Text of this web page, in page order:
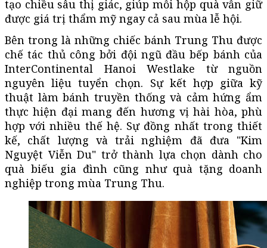
tạo chiều sâu thị giác, giúp mỗi hộp quà vẫn giữ
được giá trị thẩm mỹ ngay cả sau mùa lễ hội.
Bên trong là những chiếc bánh Trung Thu được
chế tác thủ công bởi đội ngũ đầu bếp bánh của
InterContinental Hanoi Westlake từ nguồn
nguyên liệu tuyển chọn. Sự kết hợp giữa kỹ
thuật làm bánh truyền thống và cảm hứng ẩm
thực hiện đại mang đến hương vị hài hòa, phù
hợp với nhiều thế hệ. Sự đồng nhất trong thiết
kế, chất lượng và trải nghiệm đã đưa "Kim
Nguyệt Viễn Du" trở thành lựa chọn dành cho
quà biếu gia đình cũng như quà tặng doanh
nghiệp trong mùa Trung Thu.